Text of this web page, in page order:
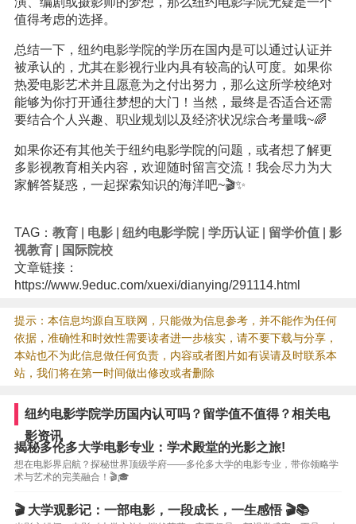
值得考虑的选择。
总结一下，纽约电影学院的学历在国内是可以通过认证并
被承认的，尤其在影视行业内具有较高的认可度。如果你
热爱电影艺术并且愿意为之付出努力，那么这所学校绝对
能够为你打开通往梦想的大门！当然，最终是否适合还需
要结合个人兴趣、职业规划以及经济状况综合考量哦~🌈
如果你还有其他关于纽约电影学院的问题，或者想了解更
多影视教育相关内容，欢迎随时留言交流！我会尽力为大
家解答疑惑，一起探索知识的海洋吧~🎬✨
TAG： 教育| 电影| 纽约电影学院| 学历认证| 留学价值| 影
视教育|
国际院校
文章链接：
https://www.9educ.com/xuexi/dianying/291114.html
提示：本信息均源自互联网，只能做为信息参考，并不能作为任何
依据，准确性和时效性需要读者进一步核实，请不要下载与分享，
本站也不为此信息做任何负责，内容或者图片如有误请及时联系本
站，我们将在第一时间做出修改或者删除
纽约电影学院学历国内认可吗？留学值不值得？相关电
影资讯
揭秘多伦多大学电影专业：学术殿堂的光影之旅!
想在电影界启航？探秘世界顶级学府——多伦多大学的电影专业，带你领略学
术与艺术的完美融合！🎬🎓
🎬 大学观影记：一部电影，一段成长，一生感悟 🎬📚